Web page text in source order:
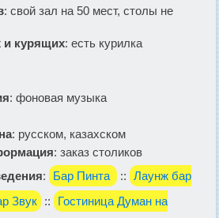
: свой зал на 50 мест, столы не
курящих: есть курилка
: фоновая музыка
: русском, казахском
: заказ столиков
: Бар Пинта :: Лаунж бар
Звук :: Гостиница Думан на